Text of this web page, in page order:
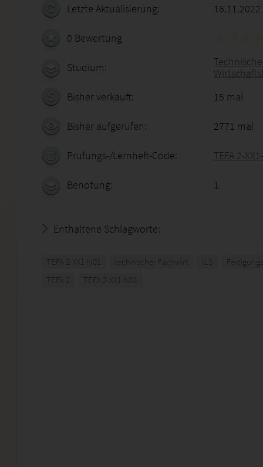
Letzte Aktualisierung: 16.11.2022
0 Bewertung
Studium:
Bisher verkauft:
15 mal
Bisher aufgerufen: 2771 mal
Prüfungs-/Lernheft-Code: TEFA 2-
Benotung: 1
Enthaltene Schlagworte:
TEFA 2-XX1-N01 technischer Fachwirt ILS
TEFA 2
TEFA 2-XX1-N01